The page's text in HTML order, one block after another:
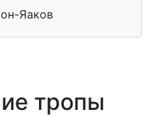
Яаков
тропы